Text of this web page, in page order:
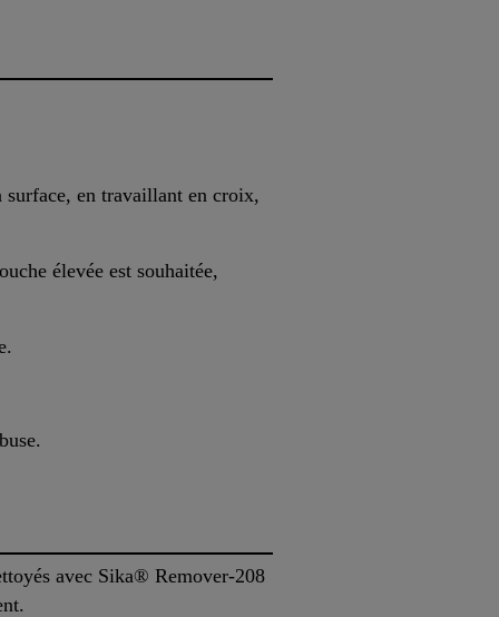
surface, en travaillant en croix,
élevée est souhaitée,
avec Sika® Remover-208